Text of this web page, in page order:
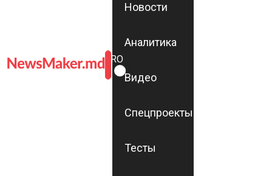
ROMÂNĂ
RU
Новости
Аналитика
Видео
Спецпроекты
Тесты